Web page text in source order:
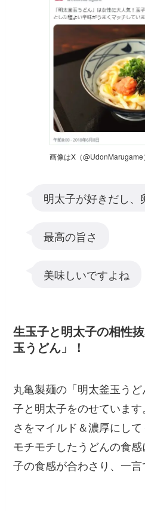
画像はX（@UdonMarugame
明太子が好きだし、
最高の旨さ
美味しいですよね
生玉子と明太子の相性
玉うどん」！
丸亀製麺の「明太釜玉う
子と明太子をのせていま
さをマイルド＆濃厚にし
モチモチしたうどんの食
子の食感が合わさり、一言